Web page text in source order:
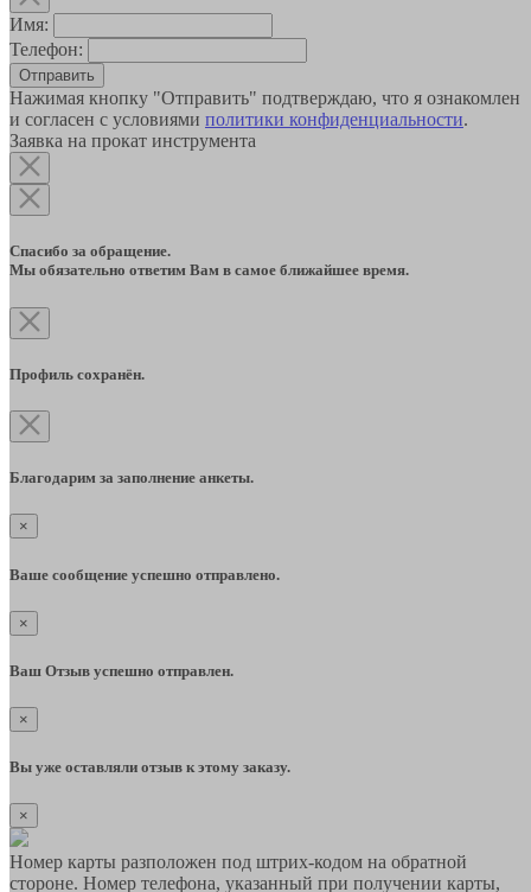
Имя:
Телефон:
Отправить
Нажимая кнопку "Отправить" подтверждаю, что я ознакомлен
и согласен с условиями политики конфиденциальности.
Заявка на прокат инструмента
Спасибо за обращение.
Мы обязательно ответим Вам в самое ближайшее время.
Профиль сохранён.
Благодарим за заполнение анкеты.
×
Ваше сообщение успешно отправлено.
×
Ваш Отзыв успешно отправлен.
×
Вы уже оставляли отзыв к этому заказу.
×
Номер карты разположен под штрих-кодом на обратной
стороне. Номер телефона, указанный при получении карты,